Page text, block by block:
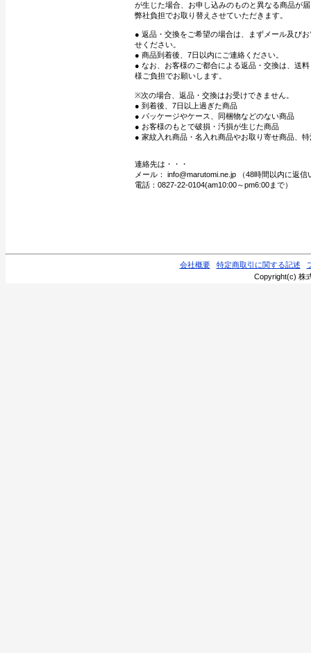
が生じた場合、お申し込みのものと異なる商品が
弊社負担でお取り替えさせていただきます。
● 返品・交換をご希望の場合は、まずメール及び
せください。
● 商品到着後、7日以内にご連絡ください。
● なお、お客様のご都合による返品・交換は、送
様ご負担でお願いします。
※次の場合、返品・交換はお受けできません。
● 到着後、7日以上過ぎた商品
● パッケージやケース、同梱物などのない商品
● お客様のもとで破損・汚損が生じた商品
● 家紋入れ商品・名入れ商品やお取り寄せ商品、
連絡先は・・・
メール： info@marutomi.ne.jp （48時間以内に返信
電話：0827-22-0104(am10:00～pm6:00まで）
会社概要 特定商取引に関する記述
Copyright(c) 株